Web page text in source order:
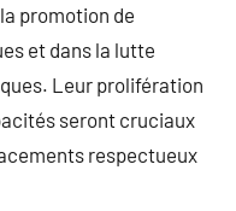
promotion de
et dans la lutte
Leur prolifération
seront cruciaux
respectueux